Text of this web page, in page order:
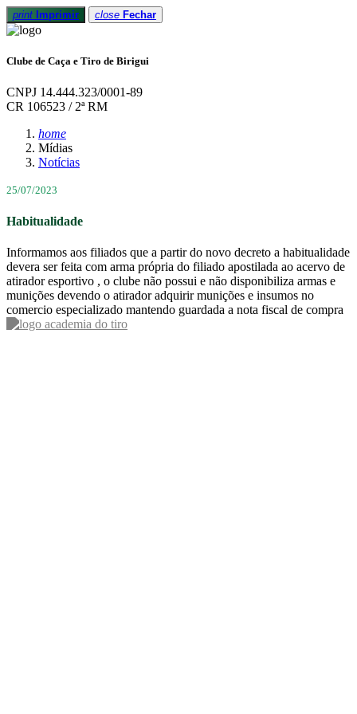
print Imprimir close Fechar
Clube de Caça e Tiro de Birigui
CNPJ 14.444.323/0001-89
CR 106523 / 2ª RM
home
Mídias
Notícias
25/07/2023
Habitualidade
Informamos aos filiados que a partir do novo decreto a habitualidade
devera ser feita com arma própria do filiado apostilada ao acervo de
atirador esportivo , o clube não possui e não disponibiliza armas e
munições devendo o atirador adquirir munições e insumos no
comercio especializado mantendo guardada a nota fiscal de compra